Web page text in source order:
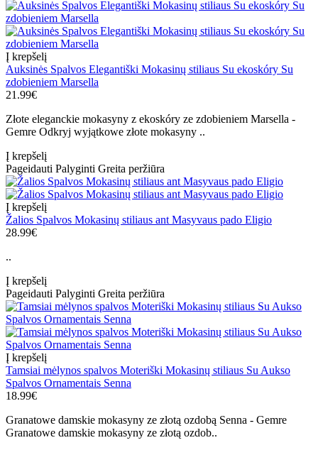
Į krepšelį
Auksinės Spalvos Elegantiški Mokasinų stiliaus Su ekoskóry Su
zdobieniem Marsella
21.99€
Złote eleganckie mokasyny z ekoskóry ze zdobieniem Marsella -
Gemre Odkryj wyjątkowe złote mokasyny ..
Į krepšelį
Pageidauti Palyginti Greita peržiūra
Į krepšelį
Žalios Spalvos Mokasinų stiliaus ant Masyvaus pado Eligio
28.99€
..
Į krepšelį
Pageidauti Palyginti Greita peržiūra
Į krepšelį
Tamsiai mėlynos spalvos Moteriški Mokasinų stiliaus Su Aukso
Spalvos Ornamentais Senna
18.99€
Granatowe damskie mokasyny ze złotą ozdobą Senna - Gemre
Granatowe damskie mokasyny ze złotą ozdob..